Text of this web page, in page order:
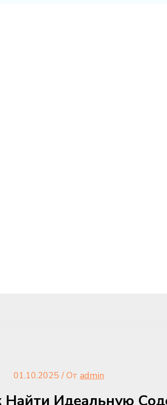
01.10.2025/ От admin
Найти Идеальную